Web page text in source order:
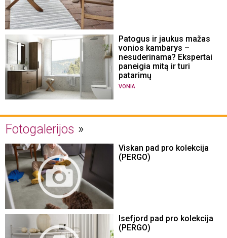
Patogus ir jaukus mažas
vonios kambarys –
nesuderinama? Ekspertai
paneigia mitą ir turi
patarimų
VONIA
Fotogalerijos
Viskan pad pro kolekcija
(PERGO)
Isefjord pad pro kolekcija
(PERGO)